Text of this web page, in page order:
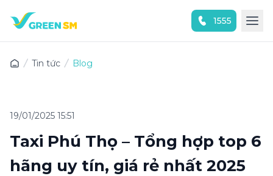
1555
Tin tức Blog
19/01/2025 15:51
Taxi Phú Thọ – Tổng hợp top 6
hãng uy tín, giá rẻ nhất 2025